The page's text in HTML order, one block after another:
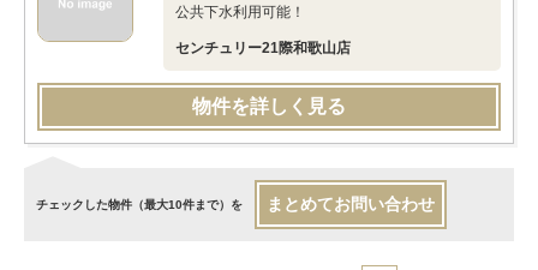
公共下水利用可能！
センチュリー21際和歌山店
物件を詳しく見る
チェックした物件（最大10件まで）を まとめてお問い合わせ